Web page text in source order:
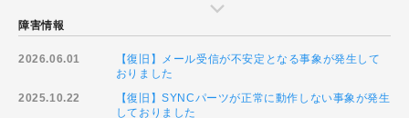
障害情報
2026.06.01
【復旧】メール受信が不安定となる事象が発生して
おりました
2025.10.22
【復旧】SYNCパーツが正常に動作しない事象が発生
しておりました